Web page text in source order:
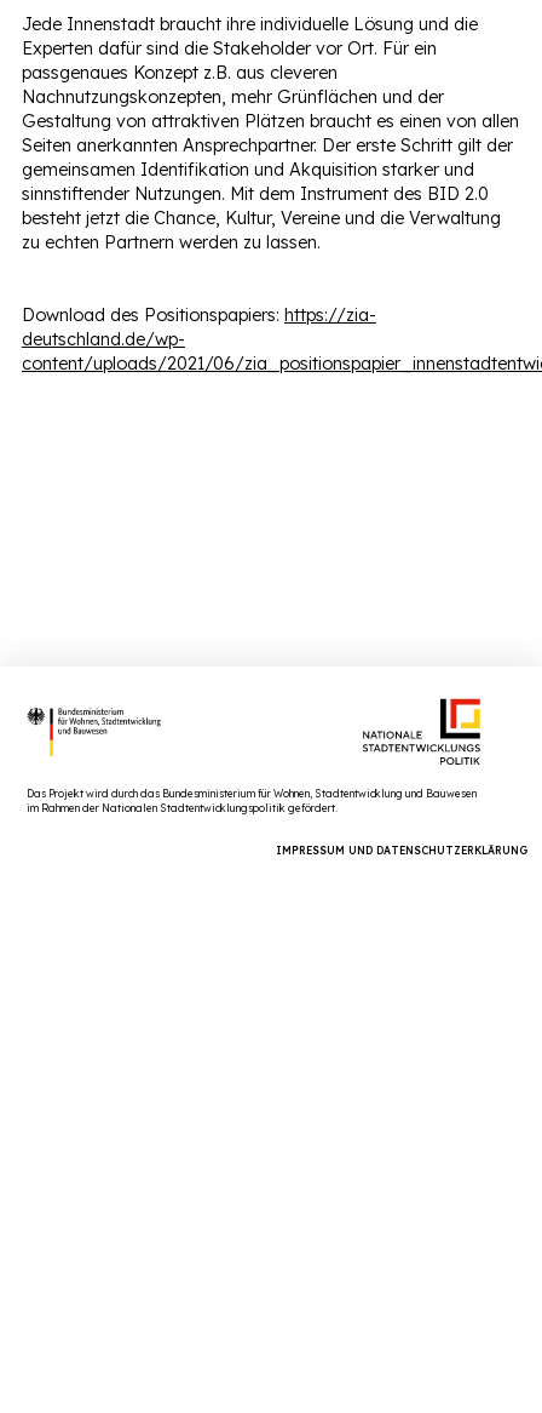
Jede Innenstadt braucht ihre individuelle Lösung und die
Experten dafür sind die Stakeholder vor Ort. Für ein
passgenaues Konzept z.B. aus cleveren
Nachnutzungskonzepten, mehr Grünflächen und der
Gestaltung von attraktiven Plätzen braucht es einen von allen
Seiten anerkannten Ansprechpartner. Der erste Schritt gilt der
gemeinsamen Identifikation und Akquisition starker und
sinnstiftender Nutzungen. Mit dem Instrument des BID 2.0
besteht jetzt die Chance, Kultur, Vereine und die Verwaltung
zu echten Partnern werden zu lassen.
Download des Positionspapiers: https://zia-
deutschland.de/wp-
content/uploads/2021/06/
Das Projekt wird durch das Bundesministerium für Wohnen, Stadtentwicklung und Bauwesen
im Rahmen der Nationalen Stadtentwicklungspolitik gefördert.
IMPRESSUM UND DATENSCHUTZERKLÄRUNG